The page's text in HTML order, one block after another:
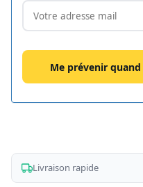
Livraison rapide